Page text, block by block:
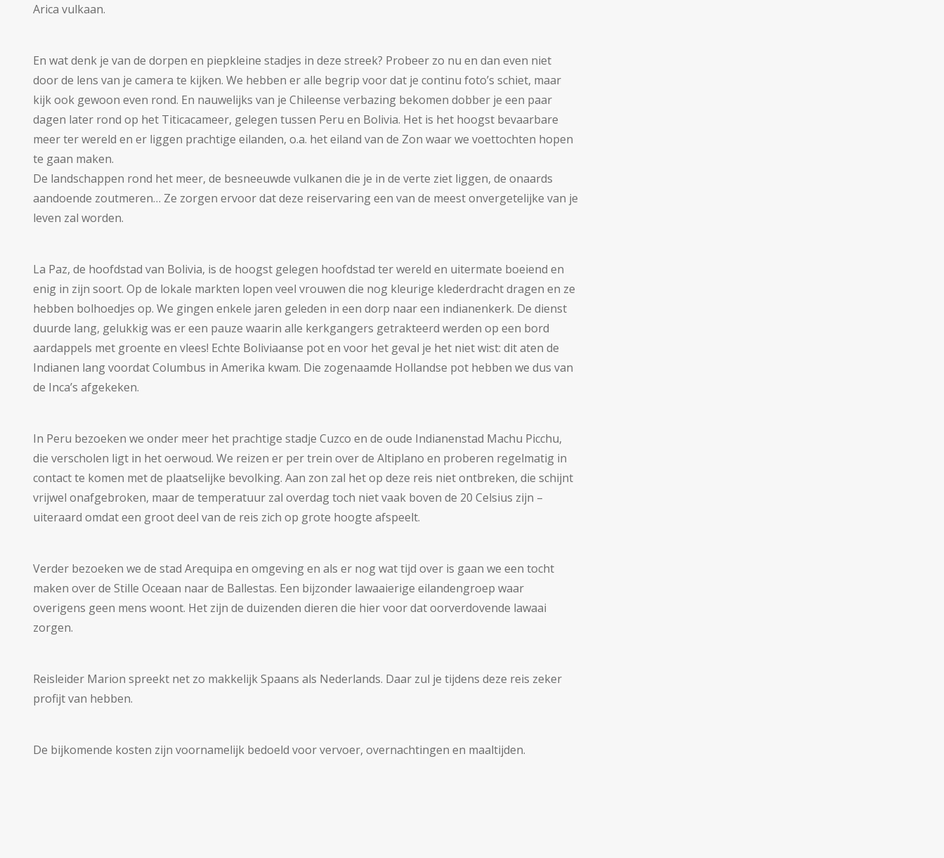
Arica vulkaan.
En wat denk je van de dorpen en piepkleine stadjes in deze streek? Probeer zo nu en dan even niet
door de lens van je camera te kijken. We hebben er alle begrip voor dat je continu foto’s schiet, maar
kijk ook gewoon even rond. En nauwelijks van je Chileense verbazing bekomen dobber je een paar
dagen later rond op het Titicacameer, gelegen tussen Peru en Bolivia. Het is het hoogst bevaarbare
meer ter wereld en er liggen prachtige eilanden, o.a. het eiland van de Zon waar we voettochten hopen
te gaan maken.
De landschappen rond het meer, de besneeuwde vulkanen die je in de verte ziet liggen, de onaards
aandoende zoutmeren… Ze zorgen ervoor dat deze reiservaring een van de meest onvergetelijke van je
leven zal worden.
La Paz, de hoofdstad van Bolivia, is de hoogst gelegen hoofdstad ter wereld en uitermate boeiend en
enig in zijn soort. Op de lokale markten lopen veel vrouwen die nog kleurige klederdracht dragen en ze
hebben bolhoedjes op. We gingen enkele jaren geleden in een dorp naar een indianenkerk. De dienst
duurde lang, gelukkig was er een pauze waarin alle kerkgangers getrakteerd werden op een bord
aardappels met groente en vlees! Echte Boliviaanse pot en voor het geval je het niet wist: dit aten de
Indianen lang voordat Columbus in Amerika kwam. Die zogenaamde Hollandse pot hebben we dus van
de Inca’s afgekeken.
In Peru bezoeken we onder meer het prachtige stadje Cuzco en de oude Indianenstad Machu Picchu,
die verscholen ligt in het oerwoud. We reizen er per trein over de Altiplano en proberen regelmatig in
contact te komen met de plaatselijke bevolking. Aan zon zal het op deze reis niet ontbreken, die schijnt
vrijwel onafgebroken, maar de temperatuur zal overdag toch niet vaak boven de 20 Celsius zijn –
uiteraard omdat een groot deel van de reis zich op grote hoogte afspeelt.
Verder bezoeken we de stad Arequipa en omgeving en als er nog wat tijd over is gaan we een tocht
maken over de Stille Oceaan naar de Ballestas. Een bijzonder lawaaierige eilandengroep waar
overigens geen mens woont. Het zijn de duizenden dieren die hier voor dat oorverdovende lawaai
zorgen.
Reisleider Marion spreekt net zo makkelijk Spaans als Nederlands. Daar zul je tijdens deze reis zeker
profijt van hebben.
De bijkomende kosten zijn voornamelijk bedoeld voor vervoer, overnachtingen en maaltijden.